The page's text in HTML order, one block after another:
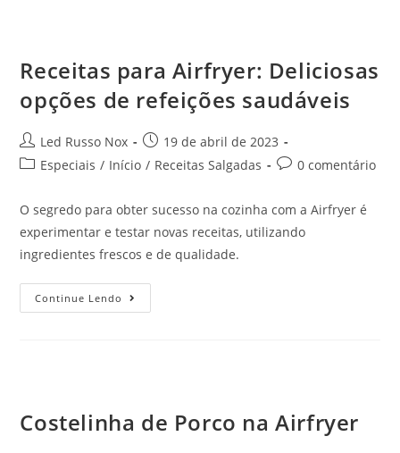
Receitas para Airfryer: Deliciosas
opções de refeições saudáveis
Led Russo Nox
19 de abril de 2023
Especiais / Início / Receitas Salgadas 0 comentário
O segredo para obter sucesso na cozinha com a Airfryer é
experimentar e testar novas receitas, utilizando
ingredientes frescos e de qualidade.
Continue Lendo
Costelinha de Porco na Airfryer